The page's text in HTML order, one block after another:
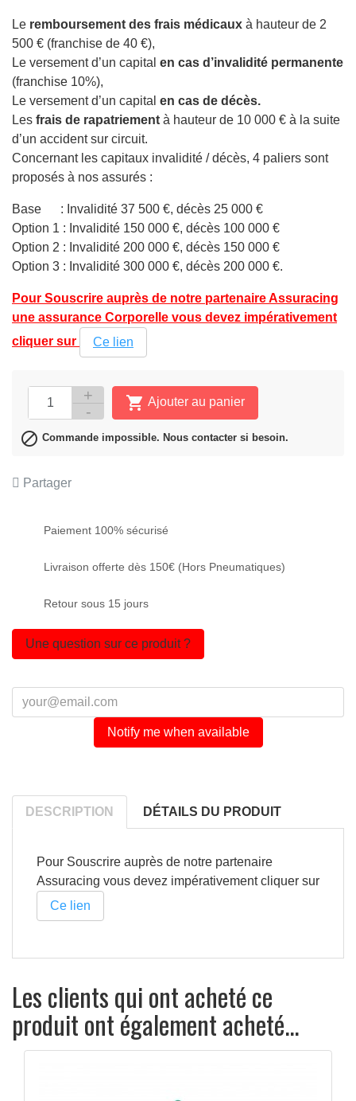
Le remboursement des frais médicaux à hauteur de 2
500 € (franchise de 40 €),
Le versement d’un capital en cas d’invalidité permanente
(franchise 10%),
Le versement d’un capital en cas de décès.
Les frais de rapatriement à hauteur de 10 000 € à la suite
d’un accident sur circuit.
Concernant les capitaux invalidité / décès, 4 paliers sont
proposés à nos assurés :
Base : Invalidité 37 500 €, décès 25 000 €
Option 1 : Invalidité 150 000 €, décès 100 000 €
Option 2 : Invalidité 200 000 €, décès 150 000 €
Option 3 : Invalidité 300 000 €, décès 200 000 €.
Pour Souscrire auprès de notre partenaire Assuracing
une assurance Corporelle vous devez impérativement
cliquer sur
Ce lien
 Ajouter au panier
 Commande impossible. Nous contacter si besoin.
Partager
Paiement 100% sécurisé
Livraison offerte dès 150€ (Hors Pneumatiques)
Retour sous 15 jours
Une question sur ce produit ?
Notify me when available
DESCRIPTION DÉTAILS DU PRODUIT
Pour Souscrire auprès de notre partenaire
Assuracing vous devez impérativement cliquer sur
Ce lien
Les clients qui ont acheté ce
produit ont également acheté...